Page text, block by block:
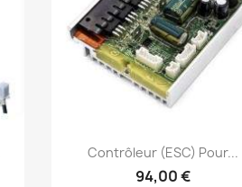
Aperçu rapide
Contrôleur (ESC) Pour...
94,00 €